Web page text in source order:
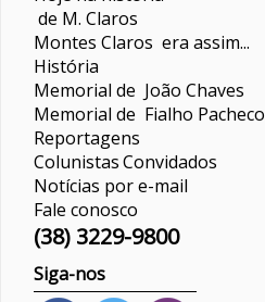
de M. Claros
Montes Claros era assim...
História
Memorial de João Chaves
Memorial de Fialho Pacheco
Reportagens
ColunistasConvidados
Notícias por e-mail
Fale conosco
(38) 3229-9800
Siga-nos